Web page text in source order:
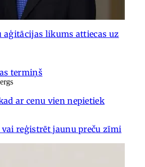
aģitācijas likums attiecas uz
termiņš
ar cenu vien nepietiek
reģistrēt jaunu preču zīmi